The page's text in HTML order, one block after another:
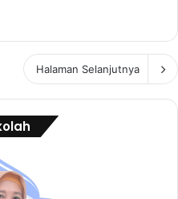
Halaman Selanjutnya